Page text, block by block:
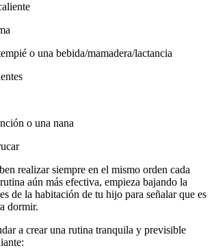
o una bebida/mamadera/lactancia
o una nana
realizar siempre en el mismo orden cada
aún más efectiva, empieza bajando la
de la habitación de tu hijo para señalar que es
dormir.
a crear una rutina tranquila y previsible